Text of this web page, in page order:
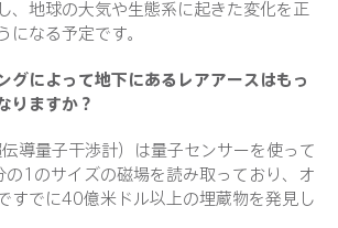
、地球の大気や生態系に起きた変化を正
なる予定です。
グによって地下にあるレアアースはもっ
りますか？
導量子干渉計）は量子センサーを使って
1のサイズの磁場を読み取っており、オ
すでに40億米ドル以上の埋蔵物を発見し